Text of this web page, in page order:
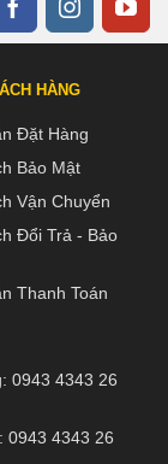
HÀNG
Đặt Hàng
Bảo Mật
Vận Chuyển
Đổi Trả - Bảo
Thanh Toán
0943 4343 26
0943 4343 26